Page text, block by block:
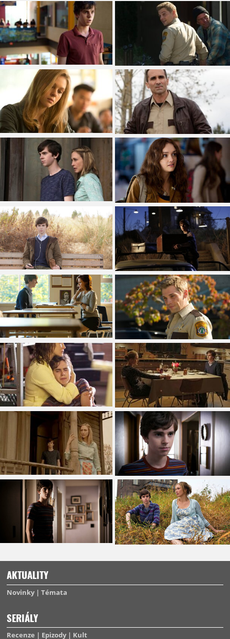
AKTUALITY
Novinky Témata
SERIÁLY
Recenze Epizody Kult